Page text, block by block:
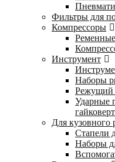
Фильтры для
Компрессоры
Инструмент
Наборы
Режущий
Ударные
Для кузовного
Стапели
Наборы